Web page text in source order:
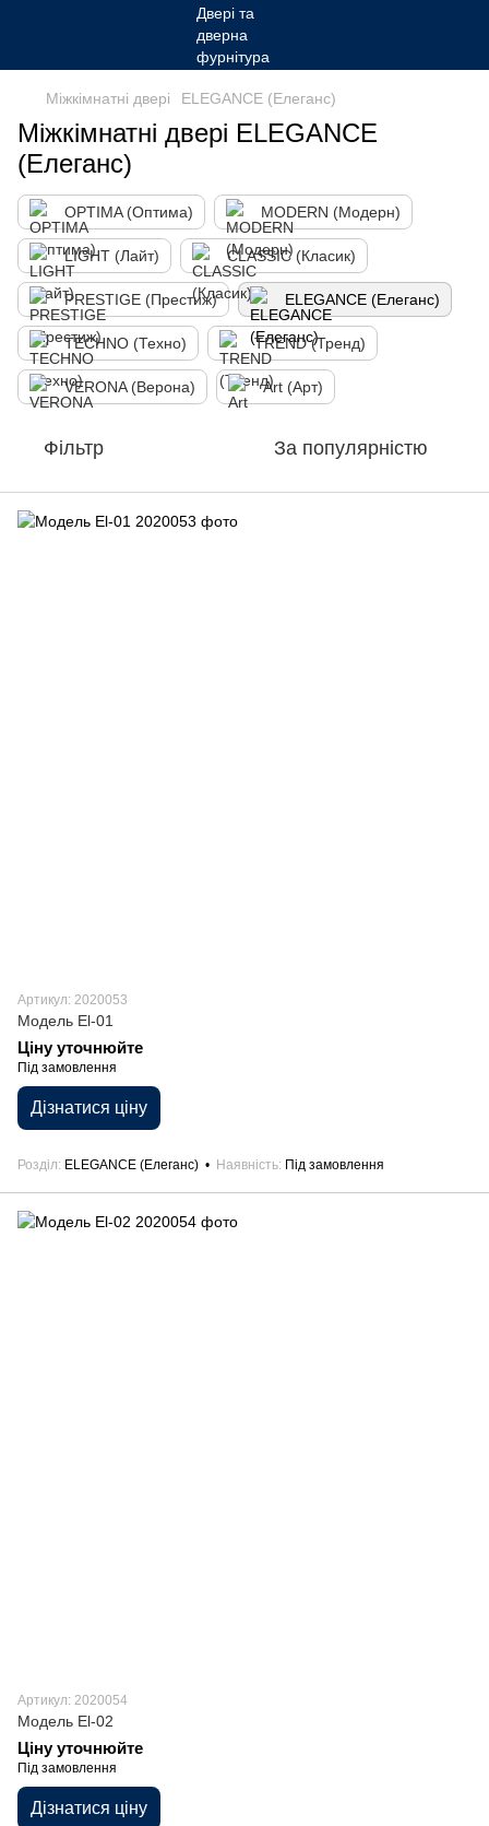
Міжкімнатні двері ELEGANCE (Елеганс)
Міжкімнатні двері ELEGANCE
(Елеганс)
OPTIMA (Оптима) MODERN (Модерн)
LIGHT (Лайт) CLASSIC (Класик)
PRESTIGE (Престиж) ELEGANCE (Елеганс)
TECHNO (Техно) TREND (Тренд)
VERONA (Верона) Art (Арт)
Фільтр За популярністю
Артикул: 2020053
Модель El-01
Ціну уточнюйте
Під замовлення
Дізнатися ціну
Розділ ELEGANCE (Елеганс) Наявність Під замовлення
Артикул: 2020054
Модель El-02
Ціну уточнюйте
Під замовлення
Дізнатися ціну